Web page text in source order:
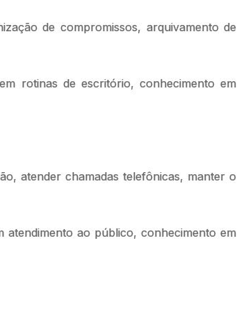
de compromissos, arquivamento de
rotinas de escritório, conhecimento em
atender chamadas telefônicas, manter o
atendimento ao público, conhecimento em